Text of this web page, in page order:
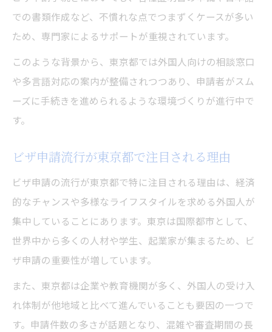
での書類作成など、不慣れな点でつまずくケースが多い
ため、専門家によるサポートが重視されています。
このような背景から、東京都では外国人向けの相談窓口
や多言語対応の案内が整備されつつあり、申請者がスム
ーズに手続きを進められるような環境づくりが進行中で
す。
ビザ申請流行が東京都で注目される理由
ビザ申請の流行が東京都で特に注目される理由は、経済
的なチャンスや多様なライフスタイルを求める外国人が
集中していることにあります。東京は国際都市として、
世界中から多くの人材や学生、起業家が集まるため、ビ
ザ申請の重要性が増しています。
また、東京都は企業や教育機関が多く、外国人の受け入
れ体制が他地域と比べて進んでいることも要因の一つで
す。申請件数の多さが話題となり、混雑や審査期間の長